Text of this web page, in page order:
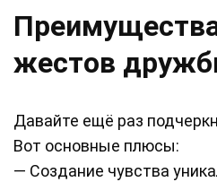
жестов
Давайте ещё раз
Вот основные плюсы:
— Создание чувства